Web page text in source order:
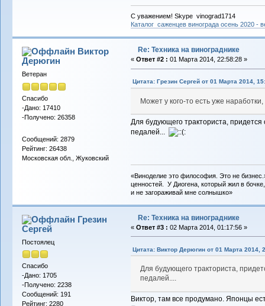
С уважением! Skype vinograd1714
Каталог саженцев винограда осень 2020 -
Виктор
Дерюгин
Ветеран
Спасибо
-Дано: 17410
-Получено: 26358
Сообщений: 2879
Рейтинг: 26438
Московская обл., Жуковский
Re: Техника на винограднике
« Ответ #2 : 01 Марта 2014, 22:58:28 »
Цитата: Грезин Сергей от 01 Марта 2014,
Может у кого-то есть уже
Для будующего тракториста,
педалей...
«Виноделие это философия. Это не
ценностей. У Диогена, который жил в
и не загораживай мне солнышко»
Грезин
Сергей
Постоялец
Спасибо
-Дано: 1705
-Получено: 2238
Сообщений: 191
Рейтинг: 2280
Re: Техника на винограднике
« Ответ #3 : 02 Марта 2014, 01:17:56 »
Цитата: Виктор Дерюгин от 01 Марта 2014,
Для будующего тракториста,
педалей....
Виктор, там все продумано. Японцы